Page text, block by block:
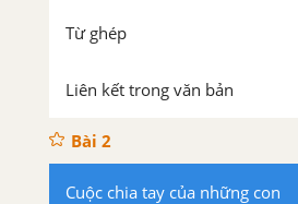
Từ ghép
Liên kết trong văn bản
Bài 2
Cuộc chia tay của những con